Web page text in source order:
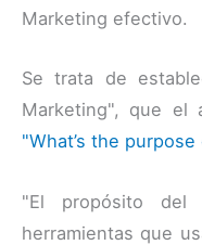
Marketing efectivo.
Se trata de
Marketing", que el
"What’s the
"El propósito
herramientas que